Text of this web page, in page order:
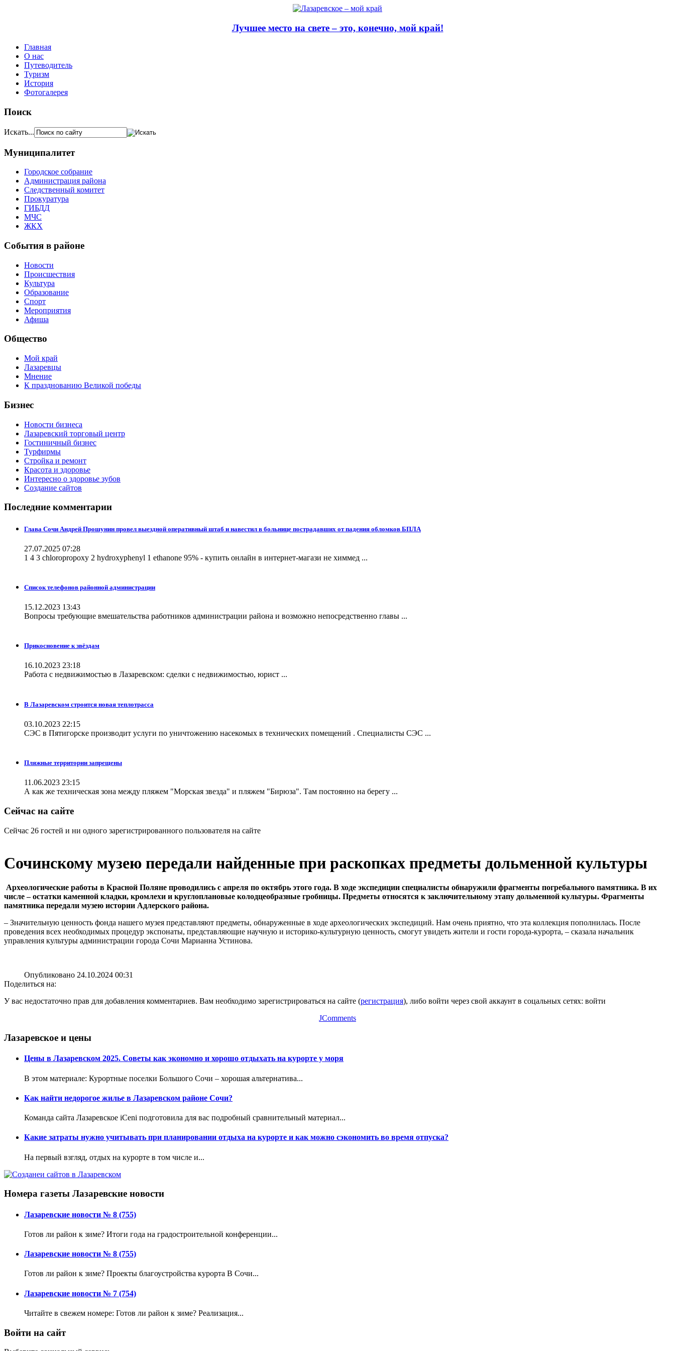
Лучшее место на свете – это, конечно, мой край!
Главная
О нас
Путеводитель
Туризм
История
Фотогалерея
Поиск
Искать...
Муниципалитет
Городское собрание
Администрация района
Следственный комитет
Прокуратура
ГИБДД
МЧС
ЖКХ
События в районе
Новости
Происшествия
Культура
Образование
Спорт
Мероприятия
Афиша
Общество
Мой край
Лазаревцы
Мнение
К празднованию Великой победы
Бизнес
Новости бизнеса
Лазаревский торговый центр
Гостиничный бизнес
Турфирмы
Стройка и ремонт
Красота и здоровье
Интересно о здоровье зубов
Создание сайтов
Последние комментарии
Глава Сочи Андрей Прошунин провел выездной оперативный штаб и навестил в больнице пострадавших от падения обломков БПЛА
27.07.2025 07:28
1 4 3 chloropropoxy 2 hydroxyphenyl 1 ethanone 95% - купить онлайн в интернет-магази не химмед ...
Список телефонов районной администрации
15.12.2023 13:43
Вопросы требующие вмешательства работников администрации района и возможно непосредственно главы ...
Прикосновение к звёздам
16.10.2023 23:18
Работа с недвижимостью в Лазаревском: сделки с недвижимостью, юрист ...
В Лазаревском строится новая теплотрасса
03.10.2023 22:15
СЭС в Пятигорске производит услуги по уничтожению насекомых в технических помещений . Специалисты СЭС ...
Пляжные территории запрещены
11.06.2023 23:15
А как же техническая зона между пляжем "Морская звезда" и пляжем "Бирюза". Там постоянно на берегу ...
Сейчас на сайте
Сейчас 26 гостей и ни одного зарегистрированного пользователя на сайте
Сочинскому музею передали найденные при раскопках предметы дольменной культуры
Археологические работы в Красной Поляне проводились с апреля по октябрь этого года. В ходе экспедиции специалисты обнаружили фрагменты погребального памятника. В их
числе – остатки каменной кладки, кромлехи и круглоплановые колодцеобразные гробницы. Предметы относятся к заключительному этапу дольменной культуры. Фрагменты
памятника передали музею истории Адлерского района.
– Значительную ценность фонда нашего музея представляют предметы, обнаруженные в ходе археологических экспедиций. Нам очень приятно, что эта коллекция пополнилась. После
проведения всех необходимых процедур экспонаты, представляющие научную и историко-культурную ценность, смогут увидеть жители и гости города-курорта, – сказала начальник
управления культуры администрации города Сочи Марианна Устинова.
Опубликовано 24.10.2024 00:31
Поделиться на:
У вас недостаточно прав для добавления комментариев. Вам необходимо зарегистрироваться на сайте (регистрация), либо войти через свой аккаунт в соцальных сетях: войти
JComments
Лазаревское и цены
Цены в Лазаревском 2025. Советы как экономно и хорошо отдыхать на курорте у моря
В этом материале: Курортные поселки Большого Сочи – хорошая альтернатива...
Как найти недорогое жилье в Лазаревском районе Сочи?
Команда сайта Лазаревское iCeni подготовила для вас подробный сравнительный материал...
Какие затраты нужно учитывать при планировании отдыха на курорте и как можно сэкономить во время отпуска?
На первый взгляд, отдых на курорте в том числе и...
Номера газеты Лазаревские новости
Лазаревские новости № 8 (755)
Готов ли район к зиме? Итоги года на градостроительной конференции...
Лазаревские новости № 8 (755)
Готов ли район к зиме? Проекты благоустройства курорта В Сочи...
Лазаревские новости № 7 (754)
Читайте в свежем номере: Готов ли район к зиме? Реализация...
Войти на сайт